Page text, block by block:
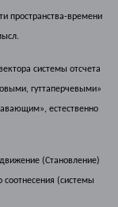
пространства-времени
системы отсчета
гуттаперчевыми»
естественно
(Становление)
соотнесения (системы